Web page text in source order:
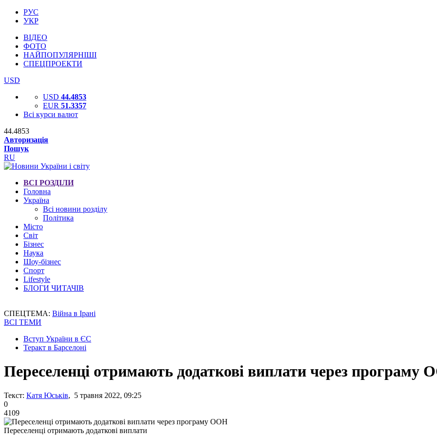
РУС
УКР
ВІДЕО
ФОТО
НАЙПОПУЛЯРНІШІ
СПЕЦПРОЕКТИ
USD
USD 44.4853
EUR 51.3357
Всі курси валют
44.4853
Авторизація
Пошук
RU
ВСІ РОЗДІЛИ
Головна
Україна
Всі новини розділу
Політика
Місто
Світ
Бізнес
Наука
Шоу-бізнес
Спорт
Lifestyle
БЛОГИ ЧИТАЧІВ
СПЕЦТЕМА: Війна в Ірані
ВСІ ТЕМИ
Вступ України в ЄС
Теракт в Барселоні
Переселенці отримають додаткові виплати через програму
Текст: Катя Юськів, 5 травня 2022, 09:25
0
4109
Переселенці отримають додаткові виплати